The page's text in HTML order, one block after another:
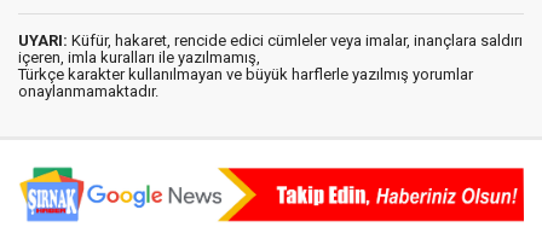
UYARI: Küfür, hakaret, rencide edici cümleler veya imalar, inançlara saldırı
içeren, imla kuralları ile yazılmamış,
Türkçe karakter kullanılmayan ve büyük harflerle yazılmış yorumlar
onaylanmamaktadır.